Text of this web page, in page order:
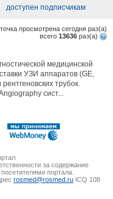
доступен подписчикам
просмотрена сегодня раз(a)
всего 13636 раз(a)
медицинской
УЗИ аппаратов (GE,
трубок.
сист...
за содержание
портала.
rosmed@rosmed.ru ICQ 108